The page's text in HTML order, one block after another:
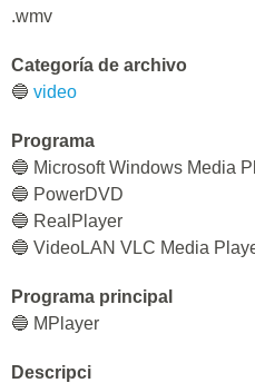
.wmv
Categoría de archivo
🔵 video
Programa
🔵 Microsoft Windows Media
🔵 PowerDVD
🔵 RealPlayer
🔵 VideoLAN VLC Media
Programa principal
🔵 MPlayer
Descripci